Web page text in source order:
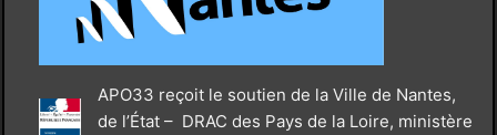
APO33 reçoit le soutien de la Ville de Nantes,
de l’État – DRAC des Pays de la Loire, ministère